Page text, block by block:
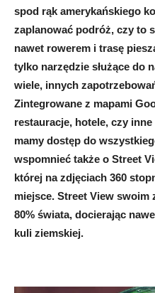
spod rąk amerykańskiego
zaplanować podróż, czy to
nawet rowerem i trasę
tylko narzędzie służące do
wiele, innych
Zintegrowane z mapami
restauracje, hotele, czy
mamy dostęp do
wspomnieć także o Street
której na zdjęciach 360
miejsce. Street View swoim
80% świata, docierając
kuli ziemskiej.